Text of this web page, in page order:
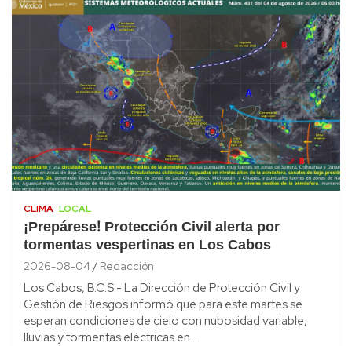
CLIMA LOCAL
¡Prepárese! Protección Civil alerta por
tormentas vespertinas en Los Cabos
2026-08-04 Redacción
Los Cabos, B.C.S.- La Dirección de Protección Civil y
Gestión de Riesgos informó que para este martes se
esperan condiciones de cielo con nubosidad variable,
lluvias y tormentas eléctricas en…